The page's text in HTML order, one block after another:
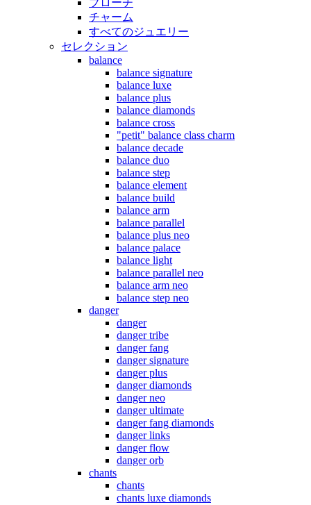
ブローチ
チャーム
すべてのジュエリー
セレクション
balance
balance signature
balance luxe
balance plus
balance diamonds
balance cross
"petit" balance class charm
balance decade
balance duo
balance step
balance element
balance build
balance arm
balance parallel
balance plus neo
balance palace
balance light
balance parallel neo
balance arm neo
balance step neo
danger
danger
danger tribe
danger fang
danger signature
danger plus
danger diamonds
danger neo
danger ultimate
danger fang diamonds
danger links
danger flow
danger orb
chants
chants
chants luxe diamonds